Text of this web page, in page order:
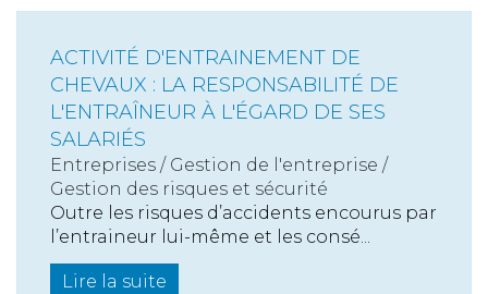
ACTIVITÉ D'ENTRAINEMENT DE
CHEVAUX : LA RESPONSABILITÉ DE
L'ENTRAÎNEUR À L'ÉGARD DE SES
SALARIÉS
Entreprises / Gestion de l'entreprise /
Gestion des risques et sécurité
Outre les risques d’accidents encourus par
l’entraineur lui-même et les consé...
Lire la suite